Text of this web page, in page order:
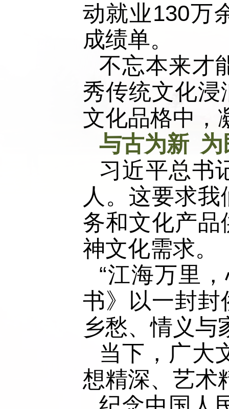
动就业130万
成绩单。
不忘本来才
秀传统文化
文化品格中，
与古为新
习近平总书
人。这要求
务和文化产
神文化需求。
“江海万里
书》以一封封
乡愁、情义与
当下，广大
想精深、艺术